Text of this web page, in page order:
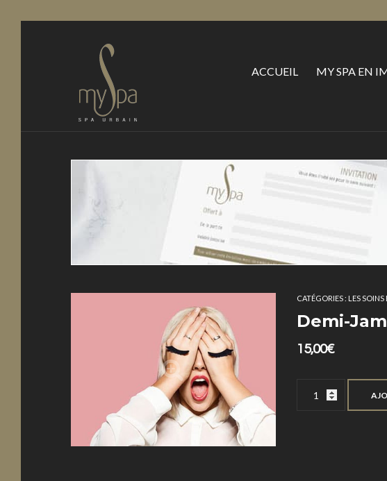
ACCUEIL MY SPA EN
CATÉGORIES : LES
Demi-
15,00€
quantité